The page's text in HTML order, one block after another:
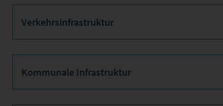
Verkehrsinfrastruktur
Kommunale Infrastruktur